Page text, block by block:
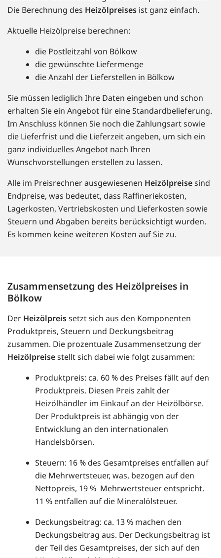
Die Berechnung des Heizölpreises ist ganz einfach.
Aktuelle Heizölpreise berechnen:
die Postleitzahl von Bölkow
die gewünschte Liefermenge
die Anzahl der Lieferstellen in Bölkow
Sie müssen lediglich Ihre Daten eingeben und schon
erhalten Sie ein Angebot für eine Standardbelieferung.
Im Anschluss können Sie noch die Zahlungsart sowie
die Lieferfrist und die Lieferzeit angeben, um sich ein
ganz individuelles Angebot nach Ihren
Wunschvorstellungen erstellen zu lassen.
Alle im Preisrechner ausgewiesenen Heizölpreisesind
Endpreise, was bedeutet, dass Raffineriekosten,
Lagerkosten, Vertriebskosten und Lieferkosten sowie
Steuern und Abgaben bereits berücksichtigt wurden.
Es kommen keine weiteren Kosten auf Sie zu.
Zusammensetzung des Heizölpreises in
Bölkow
Der Heizölpreissetzt sich aus den Komponenten
Produktpreis, Steuern und Deckungsbeitrag
zusammen. Die prozentuale Zusammensetzung der
Heizölpreisestellt sich dabei wie folgt zusammen:
Produktpreis: ca. 60 % des Preises fällt auf den
Produktpreis. Diesen Preis zahlt der
Heizölhändler im Einkauf an der Heizölbörse.
Der Produktpreis ist abhängig von der
Entwicklung an den internationalen
Handelsbörsen.
Steuern: 16 % des Gesamtpreises entfallen auf
die Mehrwertsteuer, was, bezogen auf den
Nettopreis, 19 % Mehrwertsteuer entspricht.
11 % entfallen auf die Mineralölsteuer.
Deckungsbeitrag: ca. 13 % machen den
Deckungsbeitrag aus. Der Deckungsbeitrag ist
der Teil des Gesamtpreises, der sich auf den